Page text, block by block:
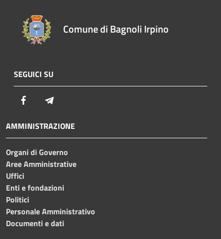
Comune di Bagnoli Irpino
SEGUICI SU
Facebook
AMMINISTRAZIONE
Organi di Governo
Aree Amministrative
Uffici
Enti e fondazioni
Politici
Personale Amministrativo
Documenti e dati